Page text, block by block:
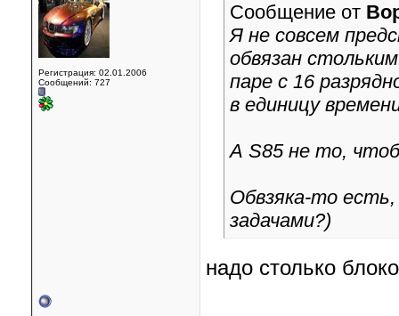
Регистрация: 02.01.2006
Сообщений: 727
Сообщение от
Я не совсем
обвязан
паре с 16
в единицу
А S85 не то,
Обвзяка-то
задачами?)
надо столько